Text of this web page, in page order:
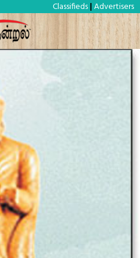
Classifieds | Advertisers